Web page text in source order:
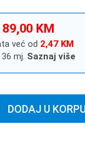
89,00 KM
već od 2,47 KM
mj. Saznaj više
DODAJ U